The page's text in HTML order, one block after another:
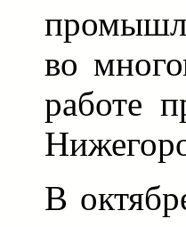
во
работе
В